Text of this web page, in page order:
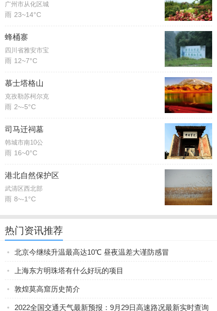
广州市从化区城
雨 23~14°C
蜂桶寨
四川省雅安市宝
雨 12~7°C
慕士塔格山
克孜勒苏柯尔克
雨 2~-5°C
司马迁祠墓
韩城市南10公
雨 16~0°C
港北自然保护区
武清区西北部
雨 8~-1°C
热门资讯推荐
北京今继续升温最高达10℃ 昼夜温差大谨防感冒
上海东方明珠塔有什么好玩的项目
敦煌莫高窟历史简介
2022全国交通天气最新预报：9月29日高速路况最新实时查询